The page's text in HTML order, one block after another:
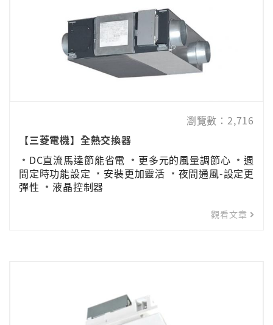
瀏覽數：2,716
【三菱電機】全熱交換器
﹡DC直流馬達節能省電 ﹡更多元的風量調節心 ﹡週
間定時功能設定 ﹡安裝更加靈活 ﹡夜間通風-設定更
彈性 ﹡液晶控制器
觀看文章